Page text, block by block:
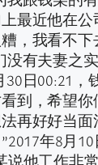
最近他在公
，我看不下
有夫妻之
30日00:21，
到，希望你
再好好当面
年8月
说他工作非